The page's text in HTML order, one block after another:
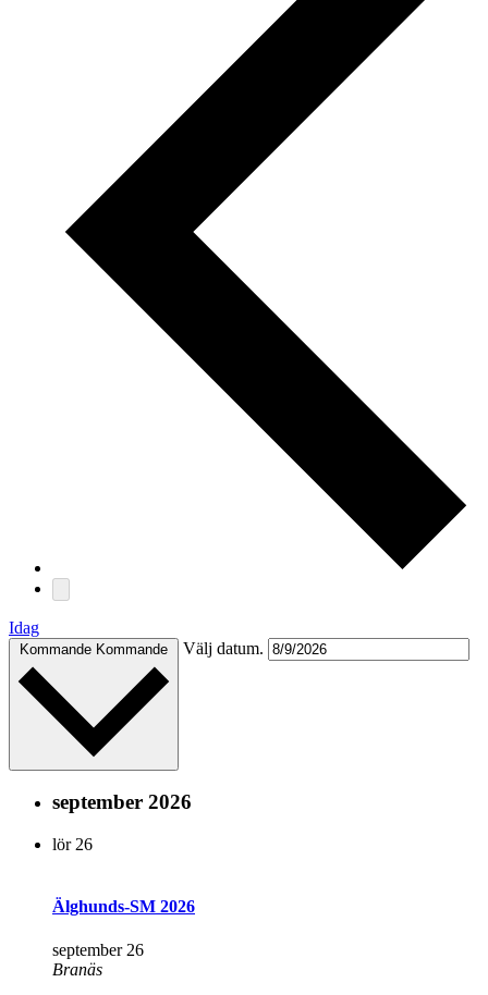
Idag
Kommande Kommande Välj datum.
september 2026
lör 26
Älghunds-SM 2026
september 26
Branäs